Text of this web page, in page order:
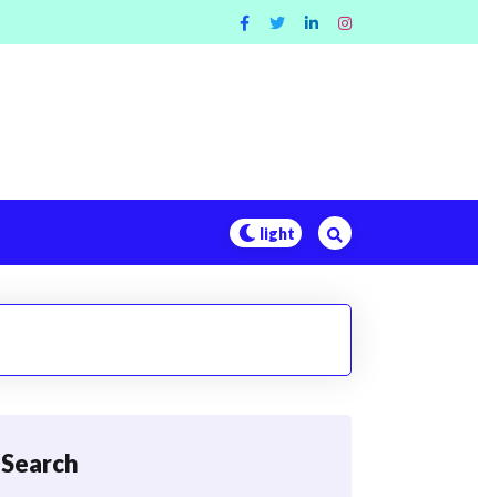
Search